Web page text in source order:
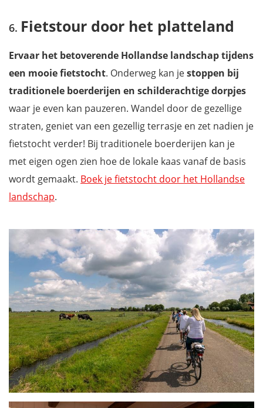
Fietstour door het platteland
Ervaar het betoverende Hollandse landschap tijdens
een mooie fietstocht. Onderweg kan jestoppen bij
traditionele boerderijen en schilderachtige dorpjes
waar je even kan pauzeren. Wandel door de gezellige
straten, geniet van een gezellig terrasje en zet nadien je
fietstocht verder! Bij traditionele boerderijen kan je
met eigen ogen zien hoe de lokale kaas vanaf de basis
wordt gemaakt. Boek je fietstocht door het Hollandse
landschap.